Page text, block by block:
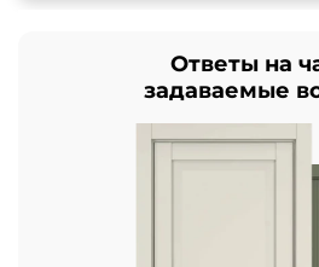
Ответы на
задаваемые